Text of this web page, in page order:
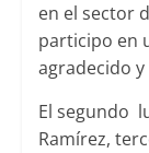
en el sector
participo en
agradecido
El segundo
Ramírez,